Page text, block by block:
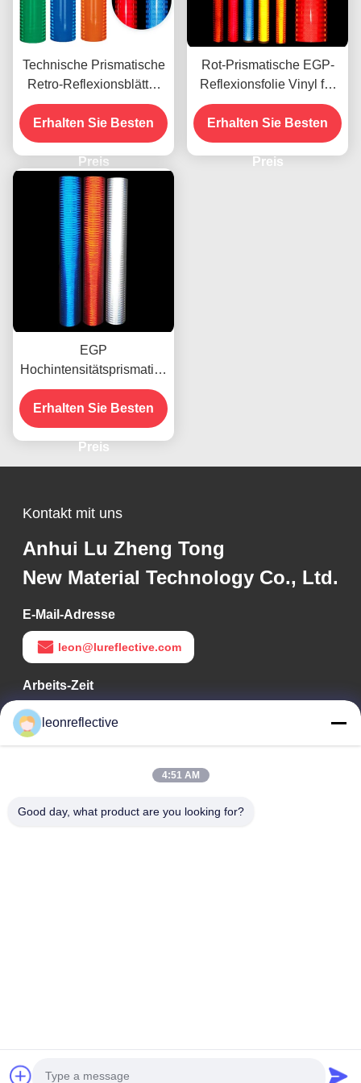
Technische Prismatische
Retro-Reflexionsblätter
für Verkehrszeichen
Erhalten Sie Besten
Preis
Rot-Prismatische EGP-
Reflexionsfolie Vinyl für
den UV-Druck mit Öko-
Lösungsmitteln
Erhalten Sie Besten
Preis
EGP
Hochintensitätsprismatisc
h reflektierendes Klebstoff
für Vinylfolien
Erhalten Sie Besten
Preis
Kontakt mit uns
Anhui Lu Zheng Tong
New Material Technology Co., Ltd.
E-Mail-Adresse
leon@lureflective.com
Arbeits-Zeit
9:00-18:00
Unsere Adresse
Adresse des Unternehmens
Technologiepark Huayi, Hightech-Zone, Hefei, Anhui, China
Datenschutzrichtlinie
leonreflective
4:51 AM
Good day, what product are you looking for?